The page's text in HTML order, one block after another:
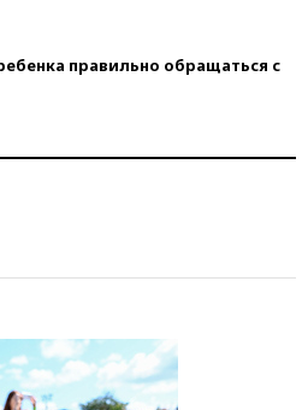
правильно обращаться с